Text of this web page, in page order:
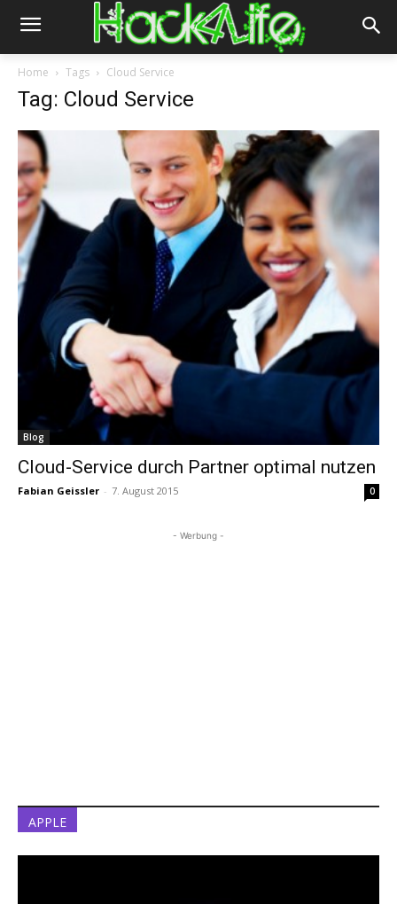
Home Tags Cloud Service
Tag: Cloud Service
Blog
Cloud-Service durch Partner optimal nutzen
Fabian Geissler - 7. August 2015 0
- Werbung -
APPLE